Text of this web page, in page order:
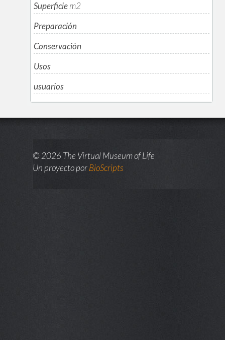
Superficiem2
Preparación
Conservación
Usos
usuarios
© 2026 The Virtual Museum of Life
Un proyecto porBioScripts